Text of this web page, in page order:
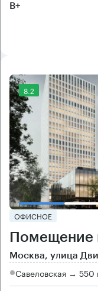
B+
8.2
ОФИСНОЕ
Помещение
Москва, улица
Савеловская → 550